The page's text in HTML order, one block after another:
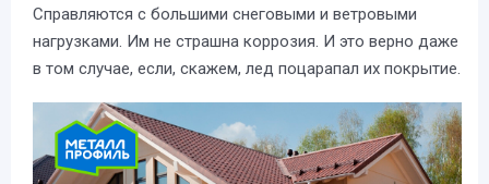
Справляются с большими снеговыми и ветровыми
нагрузками. Им не страшна коррозия. И это верно даже
в том случае, если, скажем, лед поцарапал их покрытие.